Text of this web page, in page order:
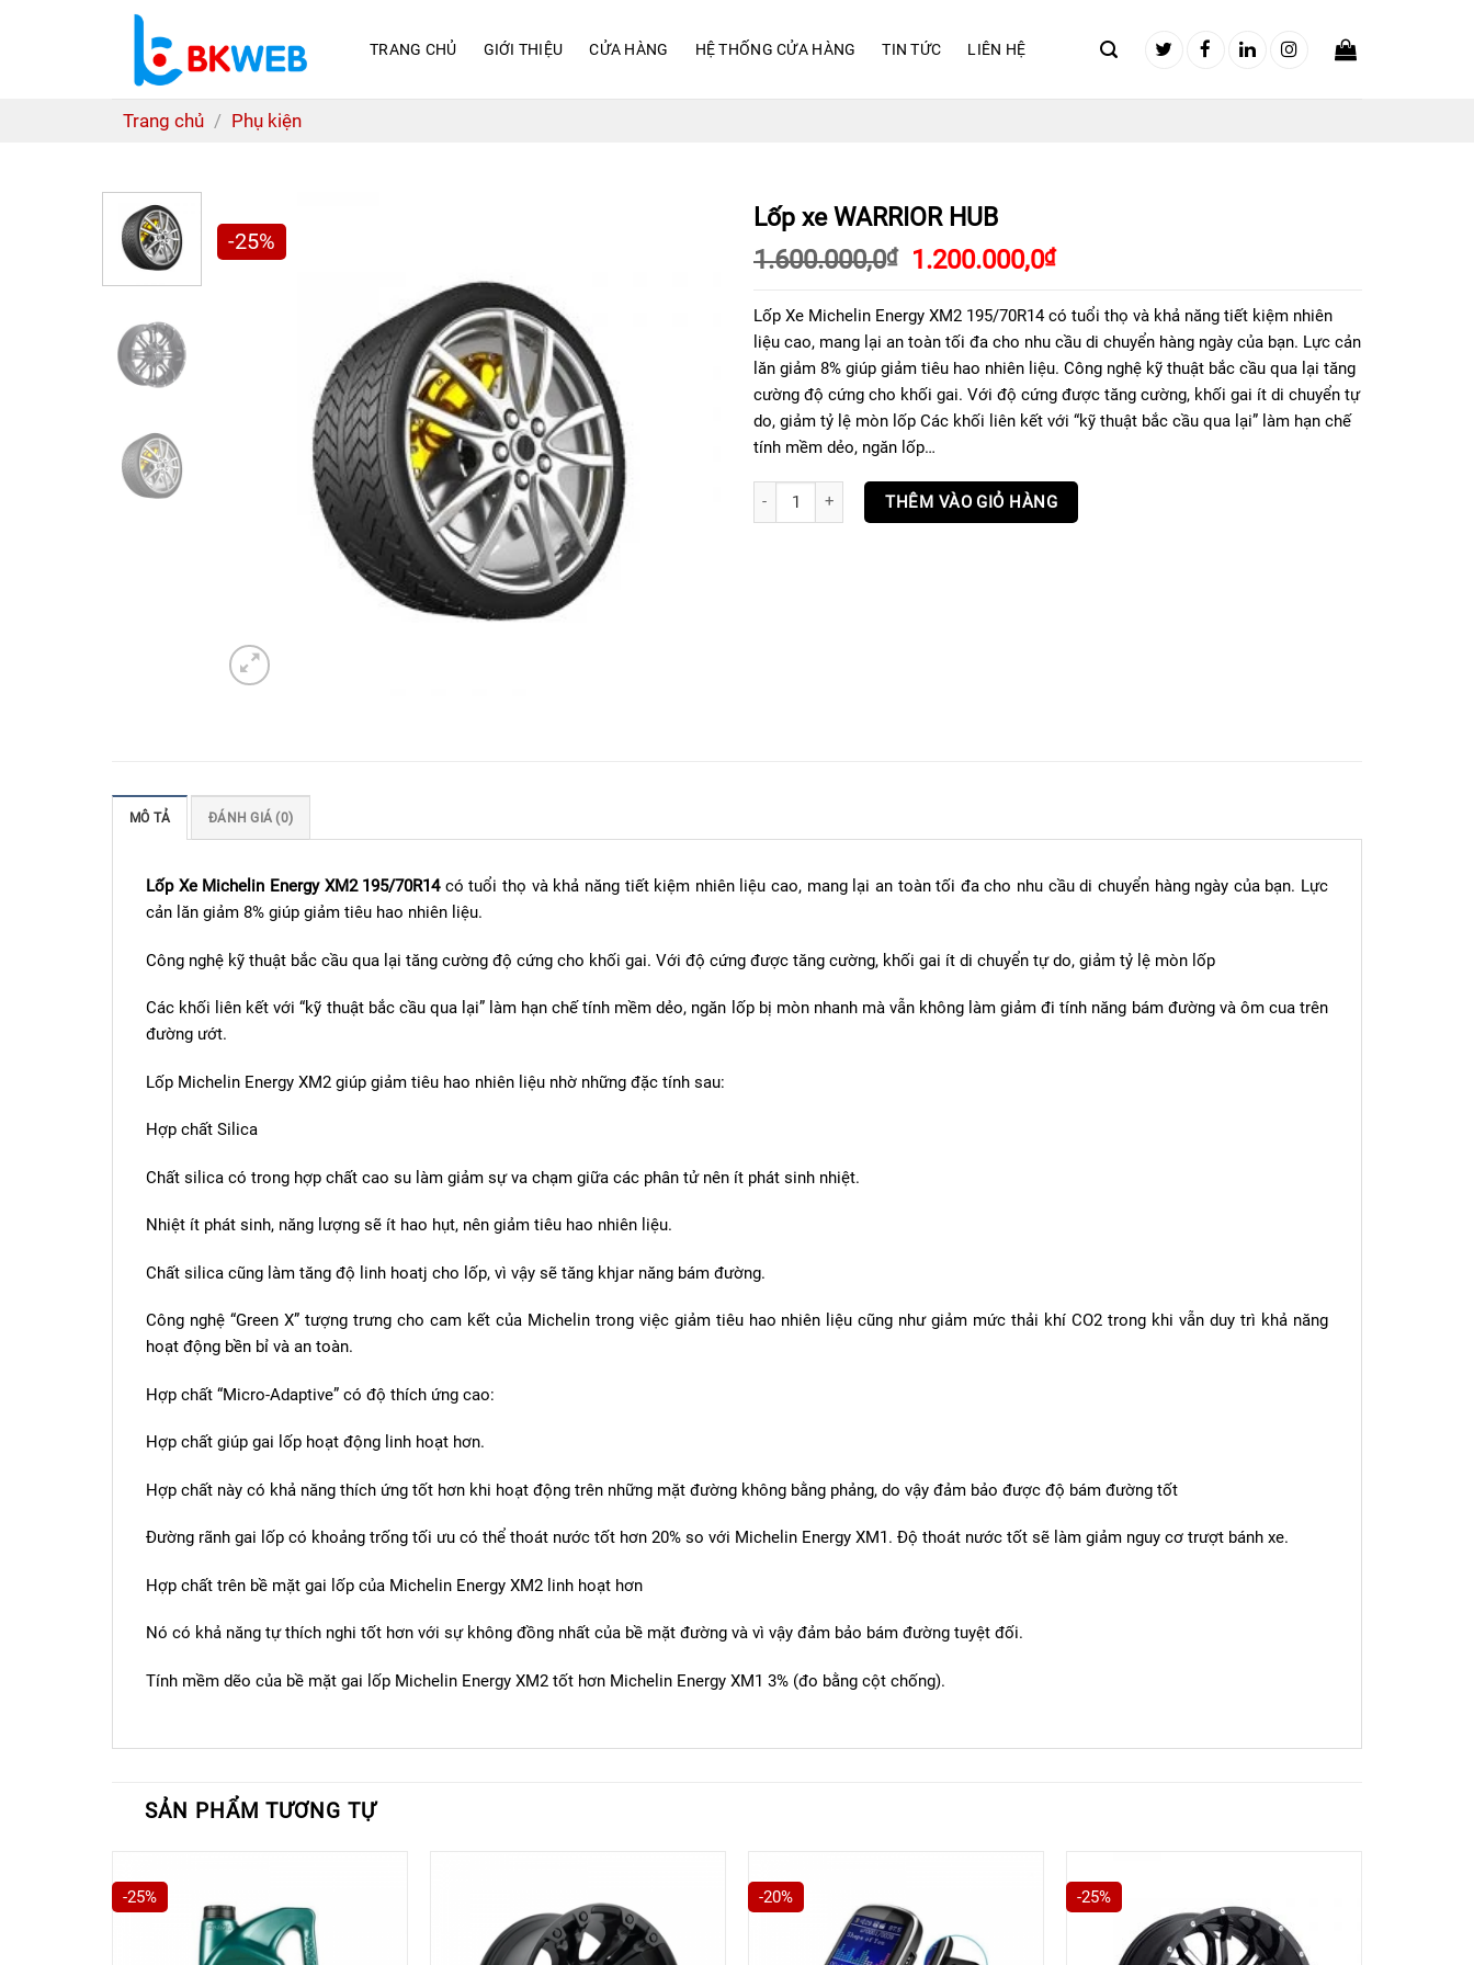
TRANG CHỦ GIỚI THIỆU CỬA HÀNG HỆ THỐNG CỬA HÀNG TIN TỨC LIÊN HỆ
Trang chủ / Phụ kiện
-25%
Lốp xe WARRIOR HUB
1.600.000,0₫
Giá
là:
1.600.000,0₫.
1.200.000,0₫Giá
tại
là:
1.200.000,0₫.
Lốp Xe Michelin Energy XM2 195/70R14 có tuổi thọ và khả năng tiết kiệm nhiên
liệu cao, mang lại an toàn tối đa cho nhu cầu di chuyển hàng ngày của bạn. Lực cản
lăn giảm 8% giúp giảm tiêu hao nhiên liệu. Công nghệ kỹ thuật bắc cầu qua lại tăng
cường độ cứng cho khối gai. Với độ cứng được tăng cường, khối gai ít di chuyển tự
do, giảm tỷ lệ mòn lốp Các khối liên kết với “kỹ thuật bắc cầu qua lại” làm hạn chế
tính mềm dẻo, ngăn lốp…
Lốp xe WARRIOR HUB số lượng
THÊM VÀO GIỎ HÀNG
MÔ TẢ ĐÁNH GIÁ (0)
Lốp Xe Michelin Energy XM2 195/70R14 có tuổi thọ và khả năng tiết kiệm nhiên liệu cao, mang lại an toàn tối đa cho nhu cầu di chuyển hàng ngày của bạn. Lực
cản lăn giảm 8% giúp giảm tiêu hao nhiên liệu.
Công nghệ kỹ thuật bắc cầu qua lại tăng cường độ cứng cho khối gai. Với độ cứng được tăng cường, khối gai ít di chuyển tự do, giảm tỷ lệ mòn lốp
Các khối liên kết với “kỹ thuật bắc cầu qua lại” làm hạn chế tính mềm dẻo, ngăn lốp bị mòn nhanh mà vẫn không làm giảm đi tính năng bám đường và ôm cua trên
đường ướt.
Lốp Michelin Energy XM2 giúp giảm tiêu hao nhiên liệu nhờ những đặc tính sau:
Hợp chất Silica
Chất silica có trong hợp chất cao su làm giảm sự va chạm giữa các phân tử nên ít phát sinh nhiệt.
Nhiệt ít phát sinh, năng lượng sẽ ít hao hụt, nên giảm tiêu hao nhiên liệu.
Chất silica cũng làm tăng độ linh hoatj cho lốp, vì vậy sẽ tăng khjar năng bám đường.
Công nghệ “Green X” tượng trưng cho cam kết của Michelin trong việc giảm tiêu hao nhiên liệu cũng như giảm mức thải khí CO2 trong khi vẫn duy trì khả năng
hoạt động bền bỉ và an toàn.
Hợp chất “Micro-Adaptive” có độ thích ứng cao:
Hợp chất giúp gai lốp hoạt động linh hoạt hơn.
Hợp chất này có khả năng thích ứng tốt hơn khi hoạt động trên những mặt đường không bằng phảng, do vậy đảm bảo được độ bám đường tốt
Đường rãnh gai lốp có khoảng trống tối ưu có thể thoát nước tốt hơn 20% so với Michelin Energy XM1. Độ thoát nước tốt sẽ làm giảm nguy cơ trượt bánh xe.
Hợp chất trên bề mặt gai lốp của Michelin Energy XM2 linh hoạt hơn
Nó có khả năng tự thích nghi tốt hơn với sự không đồng nhất của bề mặt đường và vì vậy đảm bảo bám đường tuyệt đối.
Tính mềm dẽo của bề mặt gai lốp Michelin Energy XM2 tốt hơn Michelin Energy XM1 3% (đo bằng cột chống).
SẢN PHẨM TƯƠNG TỰ
-25% -20% -25%